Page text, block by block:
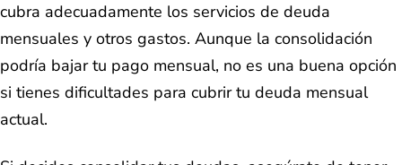
cubra adecuadamente los servicios de deuda
mensuales y otros gastos. Aunque la consolidación
podría bajar tu pago mensual, no es una buena opción
si tienes dificultades para cubrir tu deuda mensual
actual.